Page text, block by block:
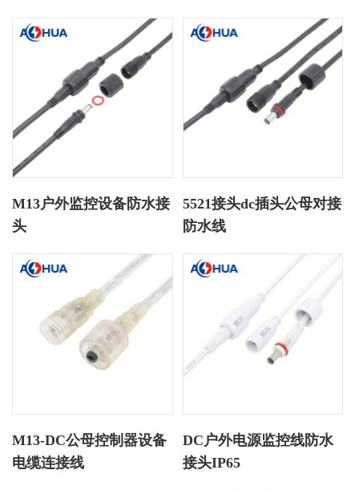
M13户外监控设备防水接
头
5521接头dc插头公母对接
防水线
M13-DC公母控制器设备
电缆连接线
DC户外电源监控线防水
接头IP65